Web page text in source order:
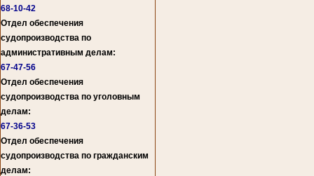
68-10-42
Отдел обеспечения
судопроизводства по
административным делам:
67-47-56
Отдел обеспечения
судопроизводства по уголовным
делам:
67-36-53
Отдел обеспечения
судопроизводства по гражданским
делам: